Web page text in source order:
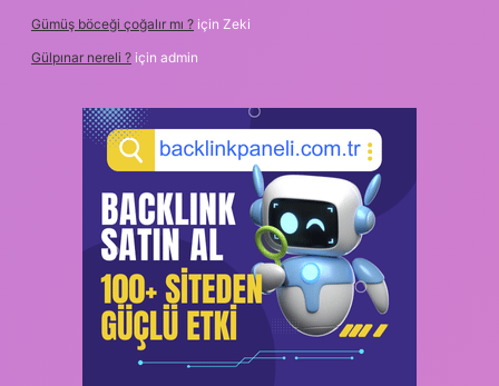
Gümüş böceği çoğalır mı ? için Zeki
Gülpınar nereli ? için admin